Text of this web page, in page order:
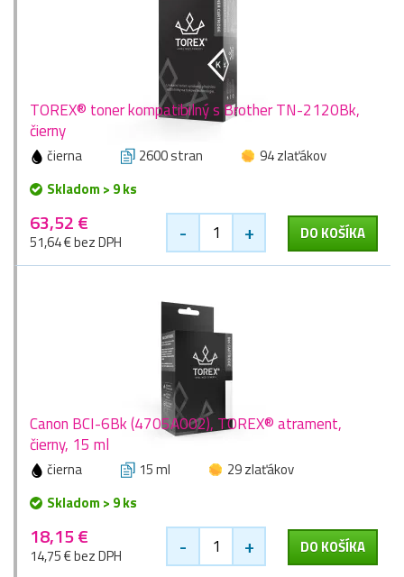
TOREX® toner kompatibilný s Brother TN-2120Bk,
čierny
čierna 2600 stran
94 zlaťákov
Skladom > 9 ks
63,52 €
51,64 € bez DPH - + DO KOŠÍKA
Canon BCI-6Bk (4705A002), TOREX® atrament,
čierny, 15 ml
čierna 15 ml
29 zlaťákov
Skladom > 9 ks
18,15 €
14,75 € bez DPH - + DO KOŠÍKA